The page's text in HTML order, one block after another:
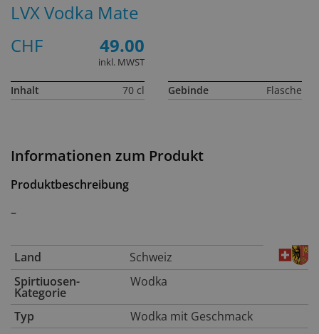
Informationen zum Produkt
Produktbeschreibung
–
Land
Schweiz
Spirtiuosen-
Kategorie
Wodka
Typ
Wodka mit Geschmack
LVX Vodka Mate
CHF
49.00
inkl. MWST
Inhalt 70 cl Gebinde Flasche